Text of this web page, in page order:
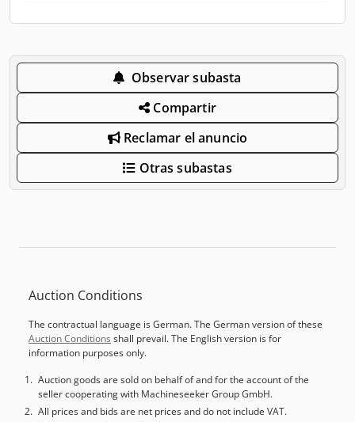
Observar subasta
Compartir
Reclamar el anuncio
Otras subastas
Auction Conditions
The contractual language is German. The German version of these
Auction Conditions shall prevail. The English version is for
information purposes only.
Auction goods are sold on behalf of and for the account of the
seller cooperating with Machineseeker Group GmbH.
All prices and bids are net prices and do not include VAT.